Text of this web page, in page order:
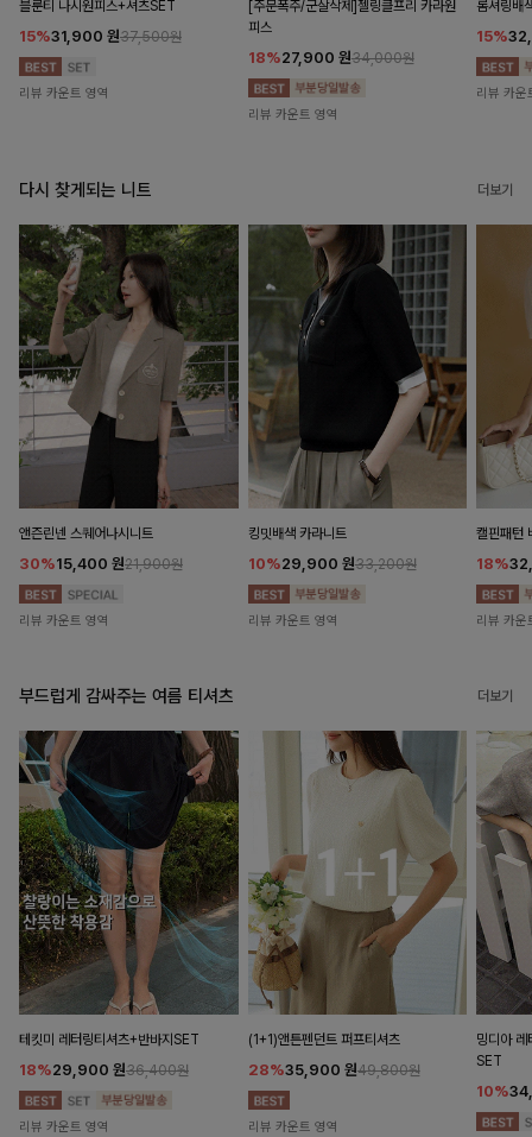
블룬티 나시원피스+셔츠SET
15%31,900 원37,500원
리뷰 카운트 영역
[주문폭주/군살삭제]젤링클프리 카라원
피스
18%27,900 원34,000원
리뷰 카운트 영역
롬셔링배
15%
리뷰 카운
다시 찾게되는 니트 더보기
앤즌린넨 스퀘어나시니트
30%15,400 원21,900원
리뷰 카운트 영역
킹밋배색 카라니트
10%29,900 원33,200원
리뷰 카운트 영역
캘핀패턴
18%
리뷰 카운
부드럽게 감싸주는 여름 티셔츠 더보기
테킷미 레터링티셔츠+반바지SET
18%29,900 원36,400원
리뷰 카운트 영역
(1+1)앤튼펜던트 퍼프티셔츠
28%35,900 원49,800원
리뷰 카운트 영역
밍디아 레
SET
10%